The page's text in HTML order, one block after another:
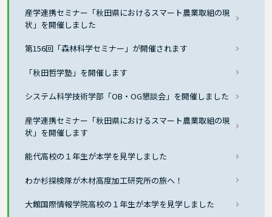
産学連携セミナー「秋田県におけるスマート農業取組の現
状」を開催しました
第156回「森林科学セミナー」が開催されます
「秋田哲学塾」を開催します
システム科学技術学部「OB・OG懇談会」を開催しました
産学連携セミナー「秋田県におけるスマート農業取組の現
状」を開催します
能代高校の１年生が本学を見学しました
わか杉探検隊が木材高度加工研究所の旅へ！
大館国際情報学院高校の１年生が本学を見学しました